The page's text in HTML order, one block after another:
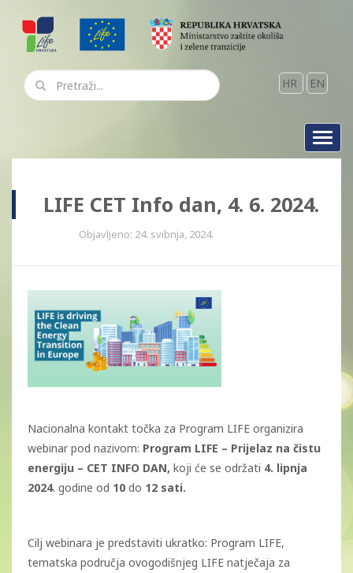
HR EN
LIFE CET Info dan, 4. 6. 2024.
Objavljeno: 24. svibnja, 2024.
Nacionalna kontakt točka za Program LIFE organizira
webinar pod nazivom: Program LIFE – Prijelaz na čistu
energiju – CET INFO DAN, koji će se održati 4. lipnja
2024. godine od 10 do 12 sati.
Cilj webinara je predstaviti ukratko: Program LIFE,
tematska područja ovogodišnjeg LIFE natječaja za